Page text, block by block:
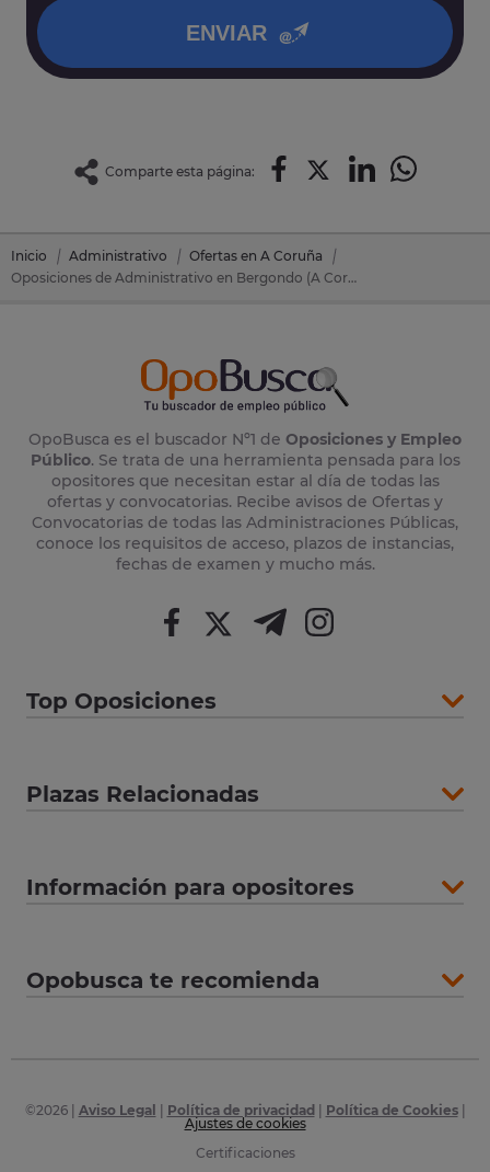
ENVIAR
Comparte esta página:
Inicio Administrativo
Ofertas en A Coruña
Oposiciones de Administrativo en Bergondo (A Coruña)
OpoBusca es el buscador Nº1 de Oposiciones y Empleo
Público. Se trata de una herramienta pensada para los
opositores que necesitan estar al día de todas las
ofertas y convocatorias. Recibe avisos de Ofertas y
Convocatorias de todas las Administraciones Públicas,
conoce los requisitos de acceso, plazos de instancias,
fechas de examen y mucho más.
Top Oposiciones
Plazas Relacionadas
Información para opositores
Opobusca te recomienda
©2026| Aviso Legal Política de privacidad Política de Cookies|
Ajustes de cookies
Certificaciones